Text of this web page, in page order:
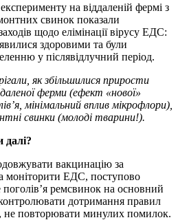
на віддаленій фермі з
свинок показали
щодо елімінації вірусу ЕДС:
здоровими та були
у післявідлучний період.
як збільшилися прирости
ферми (ефект «нової»
мінімальний вплив мікрофлори),
свинки (молоді тварини!).
вакцинацію за
моніторити ЕДС, поступово
ремсвинок на основний
дотримання правил
не повторювати минулих помилок.